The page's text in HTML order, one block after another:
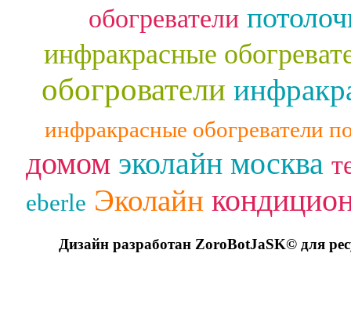
обогреватели
инфракрасные
обогрователи
инфракрасные обогреватели
домом эколайн москва
eberle Эколайн
Дизайн разработан ZoroBotJaSK© для